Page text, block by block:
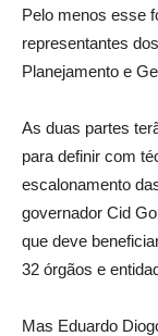
Pelo menos esse
representantes
Planejamento e
As duas partes
para definir com
escalonamento
governador Cid
que deve
32 órgãos e
Mas Eduardo